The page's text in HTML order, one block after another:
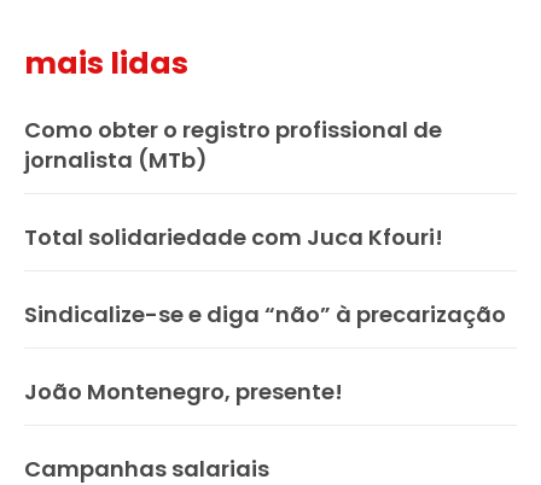
mais lidas
Como obter o registro profissional de
jornalista (MTb)
Total solidariedade com Juca Kfouri!
Sindicalize-se e diga “não” à precarização
João Montenegro, presente!
Campanhas salariais